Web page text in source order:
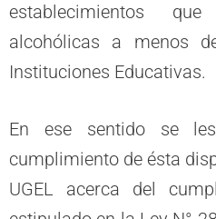
establecimientos
alcohólicas a menos
Instituciones Educativas.
En ese sentido se
cumplimiento de ésta
UGEL acerca del